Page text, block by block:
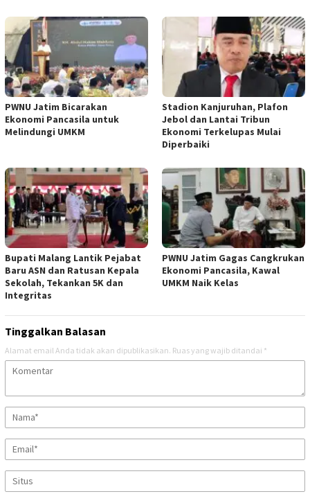
PWNU Jatim Bicarakan
Ekonomi Pancasila untuk
Melindungi UMKM
Stadion Kanjuruhan, Plafon
Jebol dan Lantai Tribun
Ekonomi Terkelupas Mulai
Diperbaiki
Bupati Malang Lantik Pejabat
Baru ASN dan Ratusan Kepala
Sekolah, Tekankan 5K dan
Integritas
PWNU Jatim Gagas Cangkrukan
Ekonomi Pancasila, Kawal
UMKM Naik Kelas
Tinggalkan Balasan
Alamat email Anda tidak akan dipublikasikan. Ruas yang wajib ditandai *